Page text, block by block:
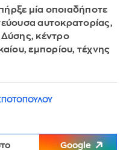
μία οποιαδήποτε
αυτοκρατορίας,
Δύσης, κέντρο
εμπορίου, τέχνης
Google